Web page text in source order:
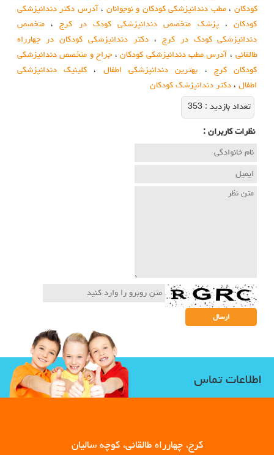
کودکان ،مطب دندانپزشکی کودکان و نوجوانان ، آدرس دکتر دندانپزشکی
کودکان،پزشک متخصص دندانپزشکی کودک در کرج،متخصص
دندانپزشکی کودک در کرج ،دکتر دندانپزشکی کودکان در چهارراه
طالقانی ، آدرس مطب دندانپزشکی کودکان، جراح و متخصص دندانپزشکی
کودکان کرج، بهترین دندانپزشکی اطفال ،کلینیک دندانپزشکی
اطفال، دکتر دندانپزشک کودکان
تعداد بازديد : 353
نظرات كاربران :
اطلاعات تماس
کرج، چهارراه طالقانی، کوچه سالیان